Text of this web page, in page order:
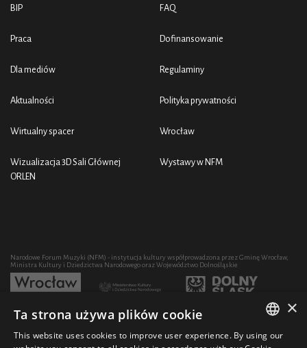
BIP
Praca
Dla mediów
Aktualności
Wirtualny spacer
Wizualizacja 3D Sali Głównej
ORLEN
FAQ
Dofinansowanie
Regulaminy
Polityka prywatności
Wrocław
Wystawy w NFM
Narodowe Forum Muzyki (NFM) - instytucja kultury współprowadzona przez Gminę Wrocław,
Ministra Kultury i Dziedzictwa Narodowego oraz Województwo Dolnośląskie
Rozwój działalności artystycznej i edukacyjnej NFM poprzez zakup sprzętu współfinansowany
POLISH
×
Ta strona używa plików cookie
This website uses cookies to improve user experience. By using our